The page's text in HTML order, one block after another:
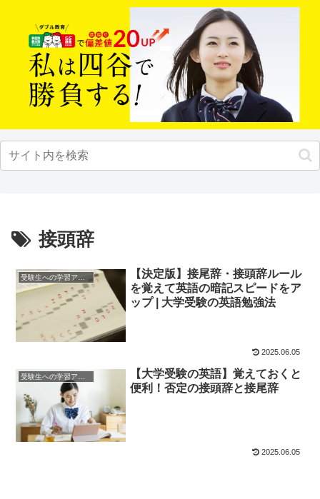
接頭辞
【決定版】接尾辞・接頭辞ルール
を覚えて英語の暗記スピードをア
ップ | 大学受験の英語勉強法
2025.06.05
【大学受験の英語】覚えておくと
便利！否定の接頭辞と接尾辞
2025.06.05